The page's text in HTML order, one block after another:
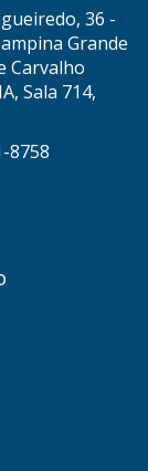
36 -
Grande
Carvalho
Sala 714,
8758